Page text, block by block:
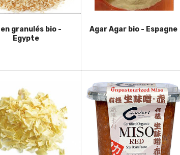
granulés bio -
Egypte
Agar Agar bio - Espagne